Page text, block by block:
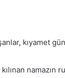
kıyamet
namazın